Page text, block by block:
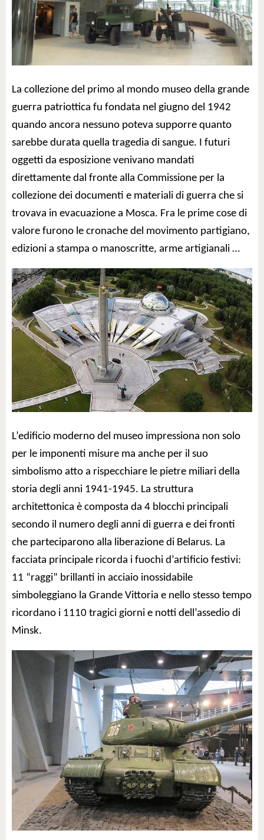
La collezione del primo al mondo museo della grande
guerra patriottica fu fondata nel giugno del 1942
quando ancora nessuno poteva supporre quanto
sarebbe durata quella tragedia di sangue. I futuri
oggetti da esposizione venivano mandati
direttamente dal fronte alla Commissione per la
collezione dei documenti e materiali di guerra che si
trovava in evacuazione a Mosca. Fra le prime cose di
valore furono le cronache del movimento partigiano,
edizioni a stampa o manoscritte, arme artigianali …
L’edificio moderno del museo impressiona non solo
per le imponenti misure ma anche per il suo
simbolismo atto a rispecchiare le pietre miliari della
storia degli anni 1941-1945. La struttura
architettonica è composta da 4 blocchi principali
secondo il numero degli anni di guerra e dei fronti
che parteciparono alla liberazione di Belarus. La
facciata principale ricorda i fuochi d’artificio festivi:
11 “raggi” brillanti in acciaio inossidabile
simboleggiano la Grande Vittoria e nello stesso tempo
ricordano i 1110 tragici giorni e notti dell’assedio di
Minsk.